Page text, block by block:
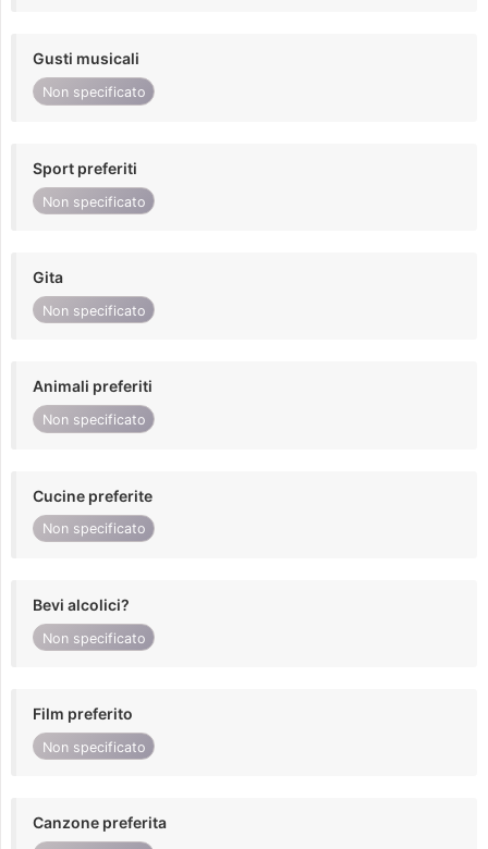
Gusti musicali
Non specificato
Sport preferiti
Non specificato
Gita
Non specificato
Animali preferiti
Non specificato
Cucine preferite
Non specificato
Bevi alcolici?
Non specificato
Film preferito
Non specificato
Canzone preferita